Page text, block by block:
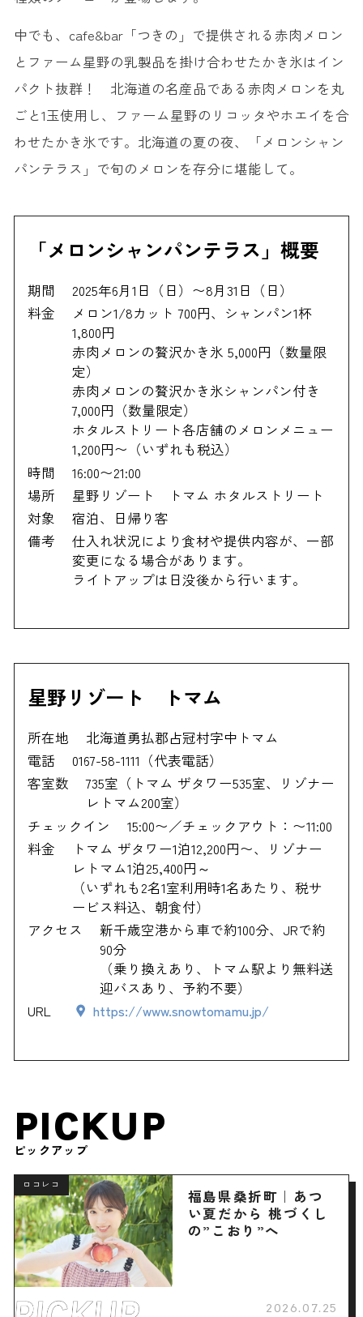
中でも、cafe&bar「つきの」で提供される赤肉メロン
とファーム星野の乳製品を掛け合わせたかき氷はイン
パクト抜群！ 北海道の名産品である赤肉メロンを丸
ごと1玉使用し、ファーム星野のリコッタやホエイを合
わせたかき氷です。北海道の夏の夜、「メロンシャン
パンテラス」で旬のメロンを存分に堪能して。
「メロンシャンパンテラス」概要
期間
2025年6月1日（日）〜8月31日（日）
料金
メロン1/8カット 700円、シャンパン1杯
1,800円
赤肉メロンの贅沢かき氷 5,000円（数量限
定）
赤肉メロンの贅沢かき氷シャンパン付き
7,000円（数量限定）
ホタルストリート各店舗のメロンメニュー
1,200円〜（いずれも税込）
時間
16:00〜21:00
場所
星野リゾート トマム ホタルストリート
対象
宿泊、日帰り客
備考
仕入れ状況により食材や提供内容が、一部
変更になる場合があります。
ライトアップは日没後から行います。
星野リゾート トマム
所在地
北海道勇払郡占冠村字中トマム
電話
0167-58-1111（代表電話）
客室数
735室（トマム ザタワー535室、リゾナー
レトマム200室）
チェックイン
15:00〜／チェックアウト：〜11:00
料金
トマム ザタワー1泊12,200円〜、リゾナー
レトマム1泊25,400円～
（いずれも2名1室利用時1名あたり、税サ
ービス料込、朝食付）
アクセス
新千歳空港から車で約100分、JRで約
90分
（乗り換えあり、トマム駅より無料送
迎バスあり、予約不要）
URL
https://www.snowtomamu.jp/
PICKUP
ピックアップ
ロコレコ
福島県桑折町｜あつ
い夏だから 桃づくし
の”こおり”へ
2026.07.25